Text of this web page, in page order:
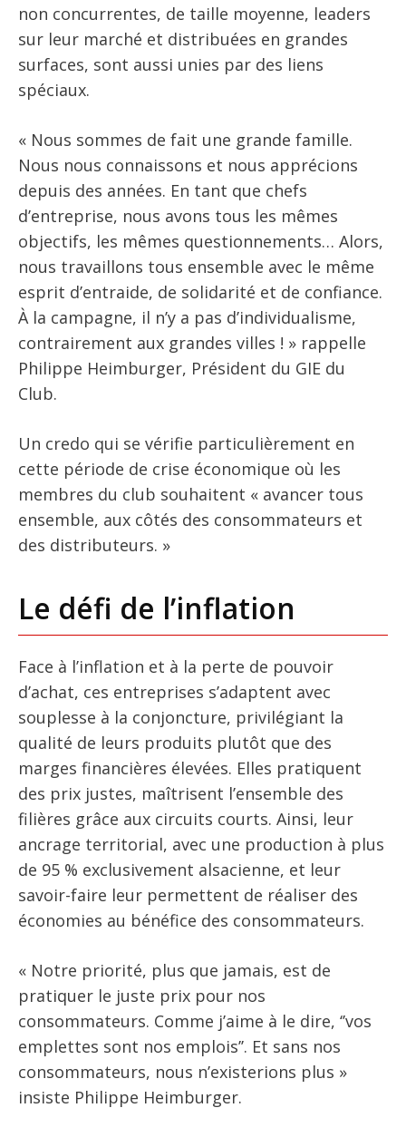
non concurrentes, de taille moyenne, leaders
sur leur marché et distribuées en grandes
surfaces, sont aussi unies par des liens
spéciaux.
« Nous sommes de fait une grande famille.
Nous nous connaissons et nous apprécions
depuis des années. En tant que chefs
d’entreprise, nous avons tous les mêmes
objectifs, les mêmes questionnements… Alors,
nous travaillons tous ensemble avec le même
esprit d’entraide, de solidarité et de confiance.
À la campagne, il n’y a pas d’individualisme,
contrairement aux grandes villes ! » rappelle
Philippe Heimburger, Président du GIE du
Club.
Un credo qui se vérifie particulièrement en
cette période de crise économique où les
membres du club souhaitent « avancer tous
ensemble, aux côtés des consommateurs et
des distributeurs. »
Le défi de l’inflation
Face à l’inflation et à la perte de pouvoir
d’achat, ces entreprises s’adaptent avec
souplesse à la conjoncture, privilégiant la
qualité de leurs produits plutôt que des
marges financières élevées. Elles pratiquent
des prix justes, maîtrisent l’ensemble des
filières grâce aux circuits courts. Ainsi, leur
ancrage territorial, avec une production à plus
de 95 % exclusivement alsacienne, et leur
savoir-faire leur permettent de réaliser des
économies au bénéfice des consommateurs.
« Notre priorité, plus que jamais, est de
pratiquer le juste prix pour nos
consommateurs. Comme j’aime à le dire, ‘’vos
emplettes sont nos emplois’’. Et sans nos
consommateurs, nous n’existerions plus »
insiste Philippe Heimburger.